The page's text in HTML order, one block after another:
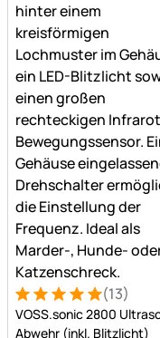
Bewertung: 5 von 5
13 Bewertungen
(13)
VOSS.sonic 2800
Abwehr (inkl. Blitzlicht)